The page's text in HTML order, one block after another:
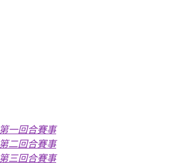
第一回合賽事
第二回合賽事
第三回合賽事